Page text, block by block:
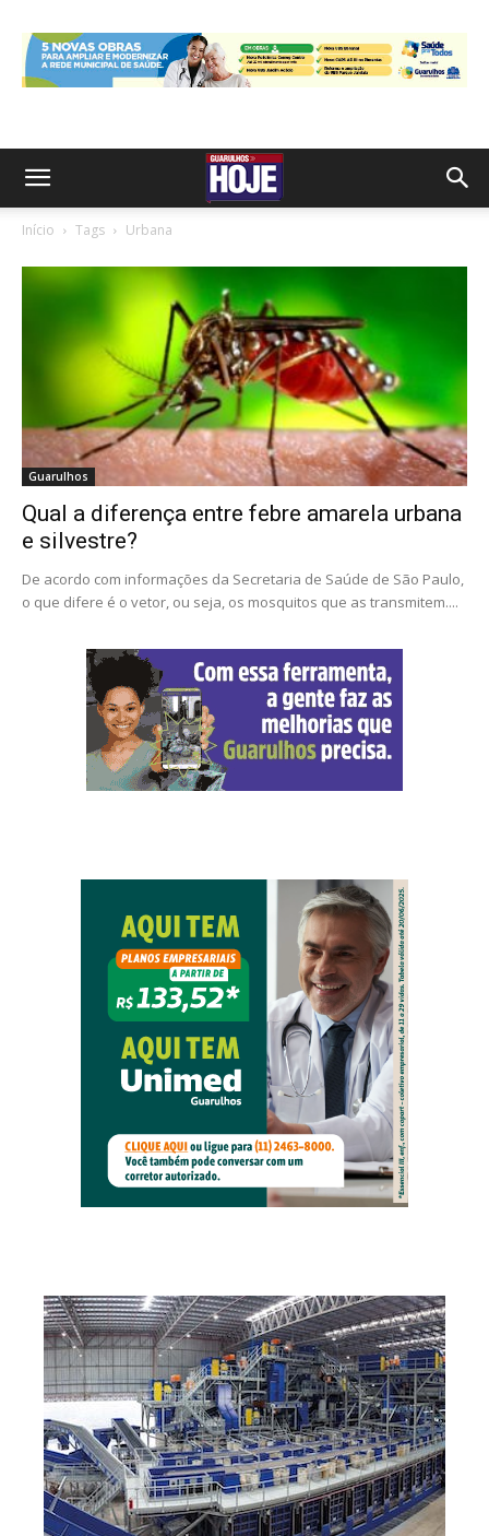
Início Tags Urbana
Guarulhos
Qual a diferença entre febre amarela urbana
e silvestre?
De acordo com informações da Secretaria de Saúde de São Paulo,
o que difere é o vetor, ou seja, os mosquitos que as transmitem....